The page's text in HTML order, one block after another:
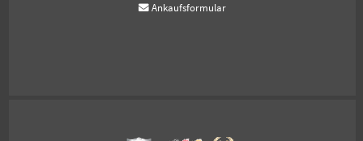
Ankaufsformular